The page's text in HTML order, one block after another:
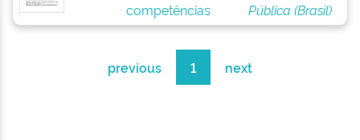
competências
Pública (Brasil)
previous 1 next